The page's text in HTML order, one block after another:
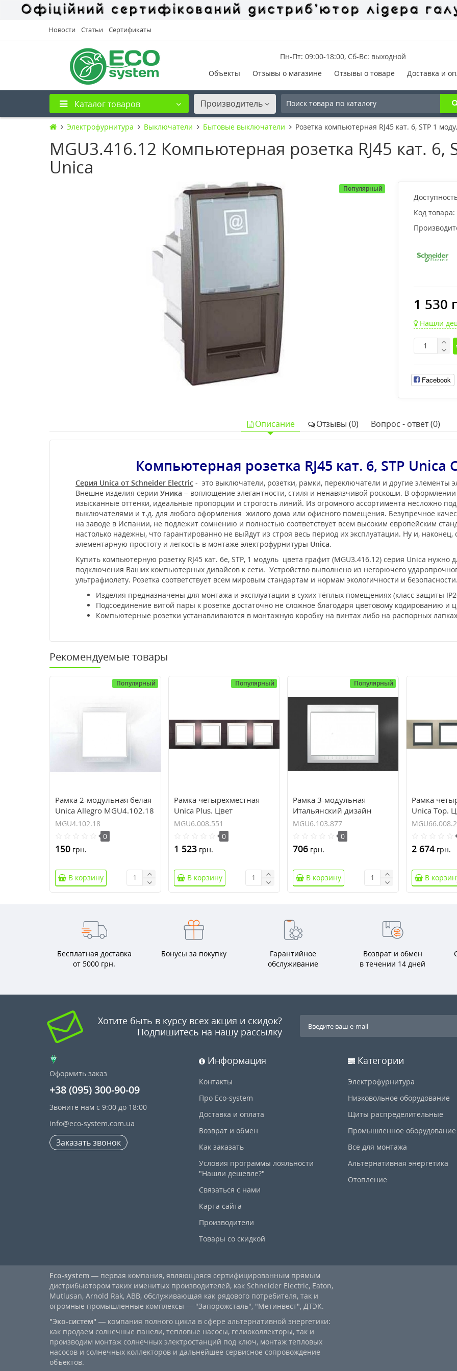
Новости Статьи Сертификаты
Пн-Пт: 09:00-18:00, Сб-Вс: выходной
Объекты
Отзывы о магазине Отзывы о товаре Доставка и
Каталог товаров Производитель
Электрофурнитура Выключатели Бытовые выключатели Розетка компьютерная RJ45 кат. 6, STP 1
MGU3.416.12 Компьютерная розетка RJ45 кат. 6,
Unica
Популярный
Код товара:
1 530
Нашли
Facebook
Описание Отзывы (0) Вопрос - ответ (0)
Компьютерная розетка RJ45 кат. 6, STP Unica
Серия Unica от Schneider Electric - это выключатели, розетки, рамки, переключатели и другие элементы
Внешне изделия серии Уника – воплощение элегантности, стиля и ненавязчивой роскоши. В
изысканные оттенки, идеальные пропорции и строгость линий. Из огромного ассортимента несложно
выключателями и т.д. для любого оформления жилого дома или офисного помещения. Безупречное
на заводе в Испании, не подлежит сомнению и полностью соответствует всем высоким европейским
настолько надежны, что гарантированно не выйдут из строя весь период их эксплуатации. Ну и, наконец,
элементарную простоту и легкость в монтаже электрофурнитуры Unica.
Купить компьютерную розетку RJ45 кат. 6е, STP, 1 модуль цвета графит (MGU3.416.12) серия Unica нужно
подключения Ваших компьютерных дивайсов к сети. Устройство выполнено из негорючего
ультрафиолету. Розетка соответствует всем мировым стандартам и нормам экологичности и безопасности.
Изделия предназначены для монтажа и эксплуатации в сухих тёплых помещениях (класс защиты
Подсоединение витой пары к розетке достаточно не сложное благодаря цветовому кодированию
Компьютерные розетки устанавливаются в монтажную коробку на винтах либо на распорных
Рекомендуемые товары
Популярный
Рамка 2-модульная белая
Unica Allegro MGU4.102.18
MGU4.102.18
0
150 грн.
В корзину
Популярный
Рамка четырехместная
Unica Plus. Цвет
Терракотовый
MGU6.008.551
MGU6.008.551
0
1 523 грн.
В корзину
Популярный
Рамка 3-модульная
Итальянский дизайн
Unica Plus. Цвет Серо-
зеленый MGU6.103.877
MGU6.103.877
0
706 грн.
В корзину
Рамка
Unica Top.
никель/
2 674 грн.
В
Бесплатная доставка
от 5000 грн.
Бонусы за покупку
Гарантийное
обслуживание
Возврат и обмен
в течении 14 дней
Хотите быть в курсу всех акция и скидок?
Подпишитесь на нашу рассылку
Оформить заказ
+38 (095) 300-90-09
Звоните нам с 9:00 до 18:00
info@eco-system.com.ua
Заказать звонок
Информация
Контакты
Про Eco-system
Доставка и оплата
Возврат и обмен
Как заказать
Условия программы лояльности
"Нашли дешевле?"
Связаться с нами
Карта сайта
Производители
Товары со скидкой
Категории
Электрофурнитура
Низковольное оборудование
Щиты распределительные
Промышленное оборудование
Все для монтажа
Альтернативная энергетика
Отопление
Eco-system — первая компания, являющаяся сертифицированным прямым
дистрибьютором таких именитых производителей, как Schneider Electric, Eaton,
Mutlusan, Arnold Rak, ABB, обслуживающая как рядового потребителя, так и
огромные промышленные комплексы — "Запорожсталь", "Метинвест", ДТЭК.
"Эко-систем" — компания полного цикла в сфере альтернативной энергетики:
как продаем солнечные панели, тепловые насосы, гелиоколлекторы, так и
производим монтаж солнечных электростанций под ключ, монтаж тепловых
насосов и солнечных коллекторов и дальнейшее сервисное сопровождение
объектов.